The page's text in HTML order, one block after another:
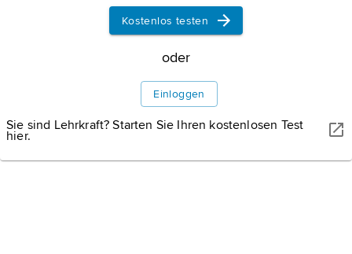
Kostenlos testen
oder
Einloggen
Sie sind Lehrkraft? Starten Sie Ihren kostenlosen Test
hier.